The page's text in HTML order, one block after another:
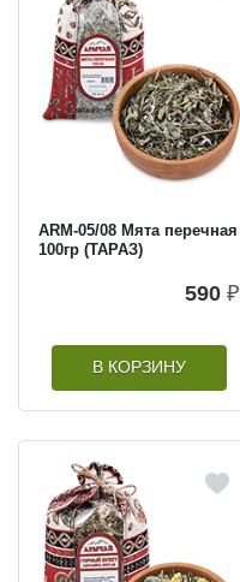
ARM-05/08 Мята перечная
100гр (ТАРАЗ)
590 ₽
В КОРЗИНУ